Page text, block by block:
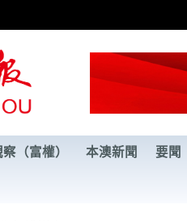
（富權） 本澳新聞 要聞